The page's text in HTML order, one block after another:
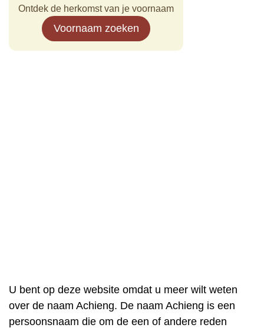
Ontdek de herkomst van je voornaam
Voornaam zoeken
U bent op deze website omdat u meer wilt weten
over de naam Achieng. De naam Achieng is een
persoonsnaam die om de een of andere reden